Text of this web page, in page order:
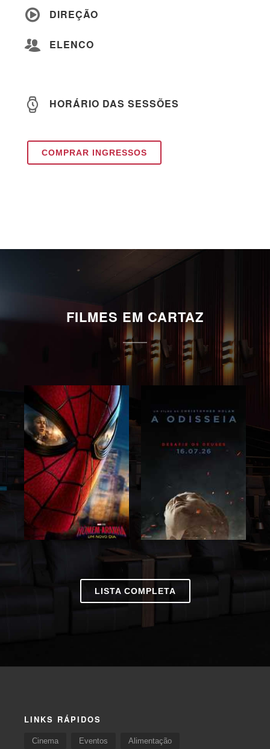
DIREÇÃO
ELENCO
HORÁRIO DAS SESSÕES
COMPRAR INGRESSOS
FILMES EM CARTAZ
LISTA COMPLETA
LINKS RÁPIDOS
Cinema Eventos Alimentação